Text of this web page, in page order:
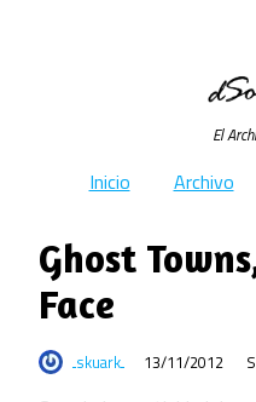
El
Inicio Archivo
Ghost
Face
skuark 13/11/2012